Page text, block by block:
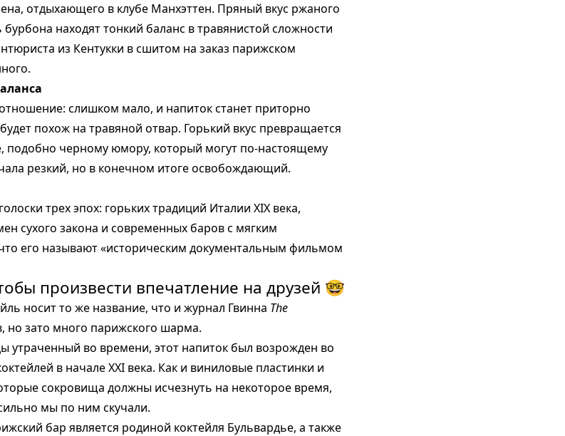
отдыхающего в клубе Манхэттен. Пряный вкус ржаного
находят тонкий баланс в травянистой сложности
из Кентукки в сшитом на заказ парижском
слишком мало, и напиток станет приторно
похож на травяной отвар. Горький вкус превращается
подобно черному юмору, который могут по-настоящему
резкий, но в конечном итоге освобождающий.
трех эпох: горьких традиций Италии XIX века,
сухого закона и современных баров с мягким
его называют «историческим документальным фильмом
произвести впечатление на друзей 🤓
носит то же название, что и журнал Гвинна The
но зато много парижского шарма.
утраченный во времени, этот напиток был возрожден во
в начале XXI века. Как и виниловые пластинки и
сокровища должны исчезнуть на некоторое время,
мы по ним скучали.
бар является родиной коктейля Бульвардье, а также